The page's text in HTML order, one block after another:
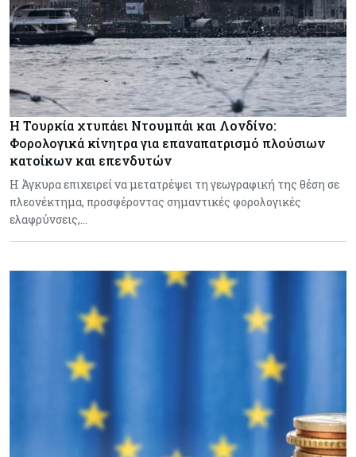
Η Τουρκία χτυπάει Ντουμπάι και Λονδίνο:
Φορολογικά κίνητρα για επαναπατρισμό πλούσιων
κατοίκων και επενδυτών
Η Άγκυρα επιχειρεί να μετατρέψει τη γεωγραφική της θέση σε
πλεονέκτημα, προσφέροντας σημαντικές φορολογικές
ελαφρύνσεις,…